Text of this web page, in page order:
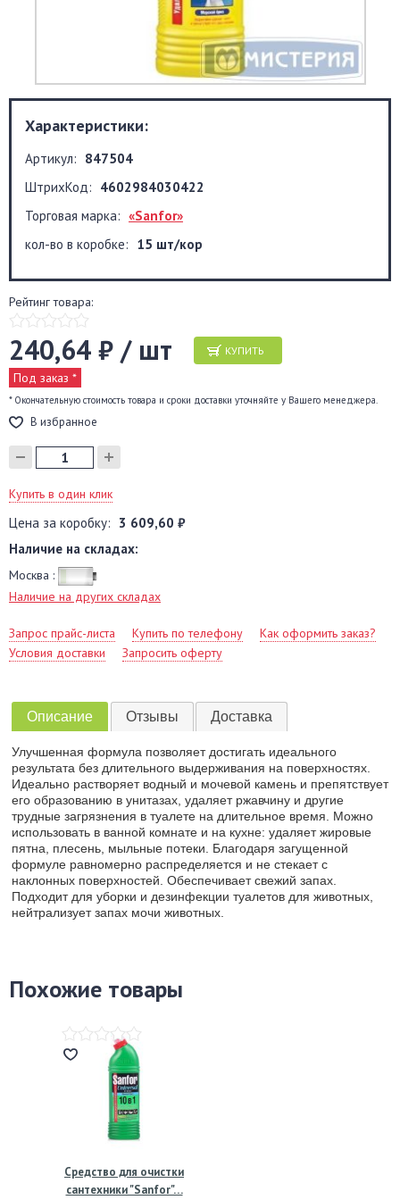
Характеристики:
Артикул: 847504
ШтрихКод: 4602984030422
Торговая марка: «Sanfor»
кол-во в коробке: 15 шт/кор
Рейтинг товара:
240,64 ₽ / шт КУПИТЬ
Под заказ *
* Окончательную стоимость товара и сроки доставки уточняйте у Вашего менеджера.
В избранное
Купить в один клик
Цена за коробку: 3 609,60 ₽
Наличие на складах:
Москва :
Наличие на других складах
Запрос прайс-листа Купить по телефону
Как оформить заказ?
Условия доставки
Запросить оферту
Описание Отзывы Доставка
Улучшенная формула позволяет достигать идеального
результата без длительного выдерживания на поверхностях.
Идеально растворяет водный и мочевой камень и препятствует
его образованию в унитазах, удаляет ржавчину и другие
трудные загрязнения в туалете на длительное время. Можно
использовать в ванной комнате и на кухне: удаляет жировые
пятна, плесень, мыльные потеки. Благодаря загущенной
формуле равномерно распределяется и не стекает с
наклонных поверхностей. Обеспечивает свежий запах.
Подходит для уборки и дезинфекции туалетов для животных,
нейтрализует запах мочи животных.
Похожие товары
Средство для очистки
сантехники "Sanfor"…